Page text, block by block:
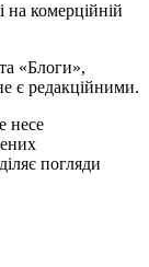
на комерційній
«Блоги»,
є редакційними.
несе
погляди